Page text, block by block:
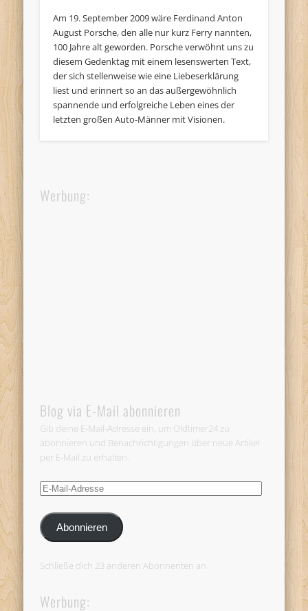
Am 19. September 2009 wäre Ferdinand Anton
August Porsche, den alle nur kurz Ferry nannten,
100 Jahre alt geworden. Porsche verwöhnt uns zu
diesem Gedenktag mit einem lesenswerten Text,
der sich stellenweise wie eine Liebeserklärung
liest und erinnert so an das außergewöhnlich
spannende und erfolgreiche Leben eines der
letzten großen Auto-Männer mit Visionen.
Werbung:
Blog via E-Mail abonnieren
Gib deine E-Mail-Adresse ein, um Oldtimer24 zu
abonnieren und Benachrichtigungen über neue Artikel
per E-Mail zu erhalten.
E-
Adresse
Abonnieren
Schließe dich 23 anderen Abonnenten an
Werbung: